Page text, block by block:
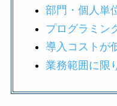
部門・個人単
プログラミン
導入コストが
業務範囲に限